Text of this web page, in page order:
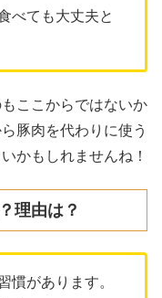
べても大丈夫と
ここからではないか
豚肉を代わりに使う
かもしれませんね！
理由は？
慣があります。